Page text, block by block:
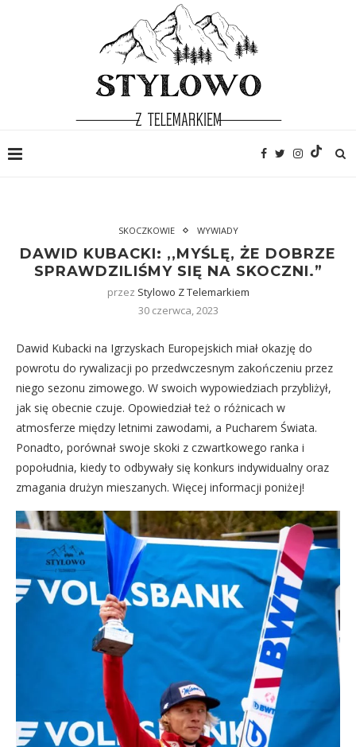
SKOCZKOWIE WYWIADY
DAWID KUBACKI: ,,MYŚLĘ, ŻE DOBRZE
SPRAWDZILIŚMY SIĘ NA SKOCZNI.”
przez Stylowo Z Telemarkiem
30 czerwca, 2023
Dawid Kubacki na Igrzyskach Europejskich miał okazję do
powrotu do rywalizacji po przedwczesnym zakończeniu przez
niego sezonu zimowego. W swoich wypowiedziach przybliżył,
jak się obecnie czuje. Opowiedział też o różnicach w
atmosferze między letnimi zawodami, a Pucharem Świata.
Ponadto, porównał swoje skoki z czwartkowego ranka i
popołudnia, kiedy to odbywały się konkurs indywidualny oraz
zmagania drużyn mieszanych. Więcej informacji poniżej!